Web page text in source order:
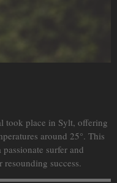
took place in Sylt, offering
around 25°. This
surfer and
resounding success.